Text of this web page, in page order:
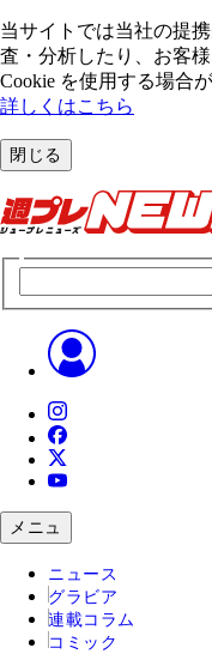
当サイトでは当社の提
査・分析したり、お客
Cookie を使⽤する場合
詳しくはこちら
閉じる
メニュ
ニュース
グラビア
連載コラム
コミック